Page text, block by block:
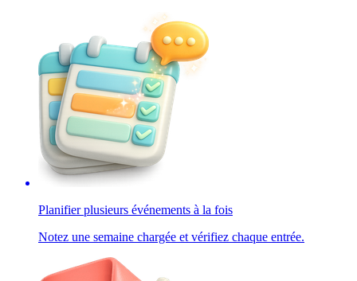
Planifier plusieurs événements à la fois
Notez une semaine chargée et vérifiez chaque entrée.